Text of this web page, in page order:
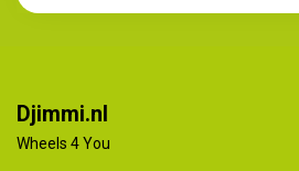
Djimmi.nl
Wheels 4 You